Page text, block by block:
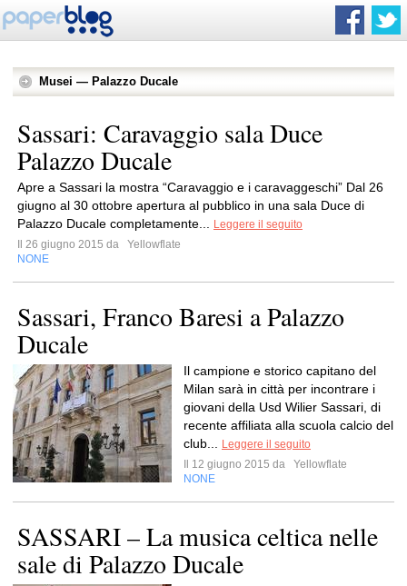
Musei — Palazzo Ducale
Sassari: Caravaggio sala Duce
Palazzo Ducale
Apre a Sassari la mostra “Caravaggio e i caravaggeschi” Dal 26
giugno al 30 ottobre apertura al pubblico in una sala Duce di
Palazzo Ducale completamente...
Leggere il seguito
Il 26 giugno 2015 da
Yellowflate
NONE
Sassari, Franco Baresi a Palazzo
Ducale
Il campione e storico capitano del
Milan sarà in città per incontrare i
giovani della Usd Wilier Sassari, di
recente affiliata alla scuola calcio del
club...
Leggere il seguito
Il 12 giugno 2015 da
Yellowflate
NONE
SASSARI – La musica celtica nelle
sale di Palazzo Ducale